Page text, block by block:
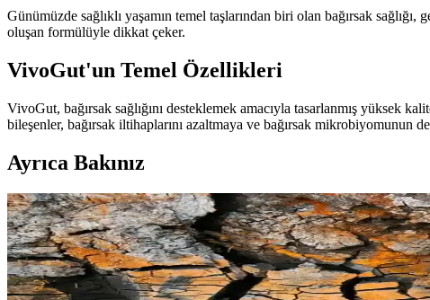
Günümüzde sağlıklı yaşamın temel taşlarından biri olan bağırsak
oluşan formülüyle dikkat çeker.
VivoGut'un Temel Özellikleri
VivoGut, bağırsak sağlığını desteklemek amacıyla tasarlanmış yüksek
bileşenler, bağırsak iltihaplarını azaltmaya ve bağırsak mikrobiyomunun
Ayrıca Bakınız
VivoGut Bağırsak Sağlığını Destekleyen Doğal ve
VivoGut, 14 doğal içerikle bağırsak sağlığını destekleyen etkili bir
PrimeBiome Bağırsak ve Cilt Sağlığını Destekleyen